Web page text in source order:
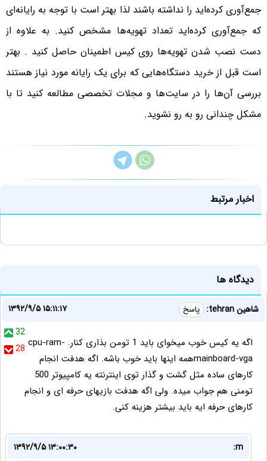
جمع‌آوری کرده‌اید را نداشته باشند لذا بهتر است با توجه به رایانه‌ای
که جمع‌آوری کرده‌اید تعداد تهویه‌ها مشخص کنید. به علاوه از
دست نصب شدن تهویه‌ها روی کیس اطمینان حاصل کنید . بهتر
است قبل از خرید دستگاه‌هایی که برای یک رایانه مورد نیاز هستند
بررسی آن‌ها را در سایت‌ها و مجلات تخصصی مطالعه کنید تا با
مشکل چندانی رو به رو نشوید.
اخبار مرتبط
دیدگاه ها
شاهین tehran: پاسخ
۱۳۹۲/۹/۵ ۱۵:۱۱:۱۷
32
28 اگه یه کیس خوب میخوای باید 1 تومن بذاری کنار. cpu-ram-
mainboard-vgaهمه اینها باید خوب باشه. اگه هدفت انجام
کارهای ساده مثل گشت و گذار توی اینترنته یه کامپیوتر 500
تومنی هم جواب میده. ولی اگه هدفت بازیهای حرفه ای و انجام
کارهای حرفه ایه باید بیشتر هزینه کنی.
m:
۱۳۹۲/۹/۵ ۱۳:۰۰:۳۰